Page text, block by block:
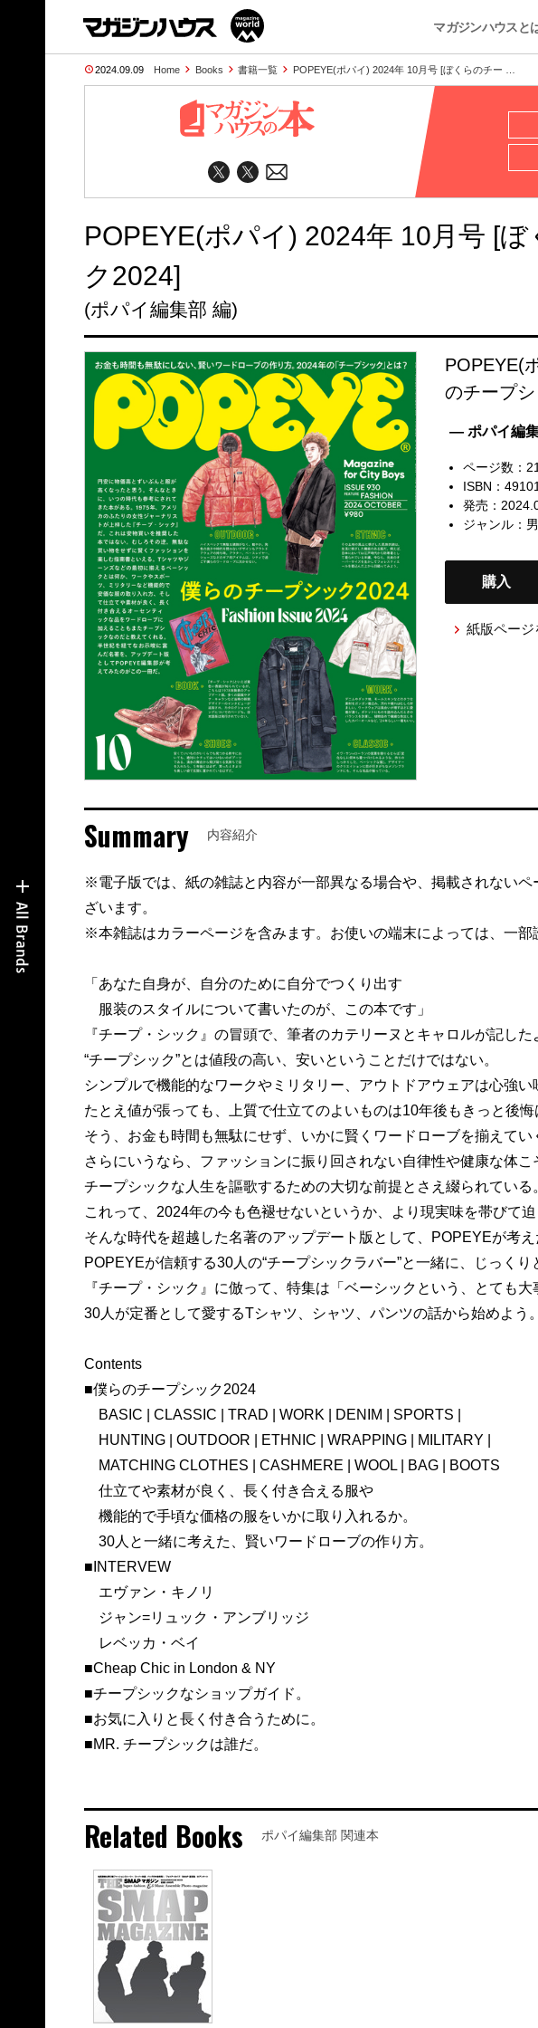
マガジンハウスと
2024.09.09 Home Books 書籍一覧 POPEYE(ポパイ) 2024年 10月号 [ぼくらのチー …
POPEYE(ポパイ) 2024年 10月号 [
ク2024]
(ポパイ編集部 編)
POPEYE(
のチープ
— ポパイ編
ページ数：
ISBN：
発売：
ジャンル：
購入
紙版ページ
Summary 内容紹介
※電子版では、紙の雑誌と内容が一部異なる場合や、掲載されない
ざいます。
※本雑誌はカラーページを含みます。お使いの端末によっては、一部
「あなた自身が、自分のために自分でつくり出す
服装のスタイルについて書いたのが、この本です」
『チープ・シック』の冒頭で、筆者のカテリーヌとキャロルが記した
“チープシック”とは値段の高い、安いということだけではない。
シンプルで機能的なワークやミリタリー、アウトドアウェアは心強い
たとえ値が張っても、上質で仕立てのよいものは10年後もきっと後悔
そう、お金も時間も無駄にせず、いかに賢くワードローブを揃えてい
さらにいうなら、ファッションに振り回されない自律性や健康な体こ
チープシックな人生を謳歌するための大切な前提とさえ綴られている。
これって、2024年の今も色褪せないというか、より現実味を帯びて迫
そんな時代を超越した名著のアップデート版として、POPEYEが考え
POPEYEが信頼する30人の“チープシックラバー”と一緒に、じっくり
『チープ・シック』に倣って、特集は「ベーシックという、とても大
30人が定番として愛するTシャツ、シャツ、パンツの話から始めよう。
Contents
■僕らのチープシック2024
BASIC | CLASSIC | TRAD | WORK | DENIM | SPORTS |
HUNTING | OUTDOOR | ETHNIC | WRAPPING | MILITARY |
MATCHING CLOTHES | CASHMERE | WOOL | BAG | BOOTS
仕立てや素材が良く、長く付き合える服や
機能的で手頃な価格の服をいかに取り入れるか。
30人と一緒に考えた、賢いワードローブの作り方。
■INTERVEW
エヴァン・キノリ
ジャン=リュック・アンブリッジ
レベッカ・ベイ
■Cheap Chic in London & NY
■チープシックなショップガイド。
■お気に入りと長く付き合うために。
■MR. チープシックは誰だ。
Related Books ポパイ編集部 関連本